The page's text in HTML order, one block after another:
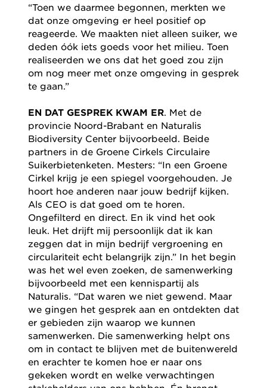
“Toen we daarmee begonnen, merkten we
dat onze omgeving er heel positief op
reageerde. We maakten niet alleen suiker, we
deden óók iets goeds voor het milieu. Toen
realiseerden we ons dat het goed zou zijn
om nog meer met onze omgeving in gesprek
te gaan.”
EN DAT GESPREK KWAM ER. Met de
provincie Noord-Brabant en Naturalis
Biodiversity Center bijvoorbeeld. Beide
partners in de Groene Cirkels Circulaire
Suikerbietenketen. Mesters: “In een Groene
Cirkel krijg je een spiegel voorgehouden. Je
hoort hoe anderen naar jouw bedrijf kijken.
Als CEO is dat goed om te horen.
Ongefilterd en direct. En ik vind het ook
leuk. Het drijft mij persoonlijk dat ik kan
zeggen dat in mijn bedrijf vergroening en
circulariteit echt belangrijk zijn.” In het begin
was het wel even zoeken, de samenwerking
bijvoorbeeld met een kennispartij als
Naturalis. “Dat waren we niet gewend. Maar
we gingen het gesprek aan en ontdekten dat
er gebieden zijn waarop we kunnen
samenwerken. Die samenwerking helpt ons
om in contact te blijven met de buitenwereld
en erachter te komen hoe er naar ons
gekeken wordt en welke verwachtingen